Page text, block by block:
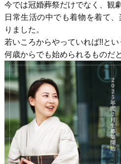
今では冠婚葬祭だけでなく、観
日常生活の中でも着物を着て
りました。
若いころからやっていれば!!とい
何歳からでも始められるものだ